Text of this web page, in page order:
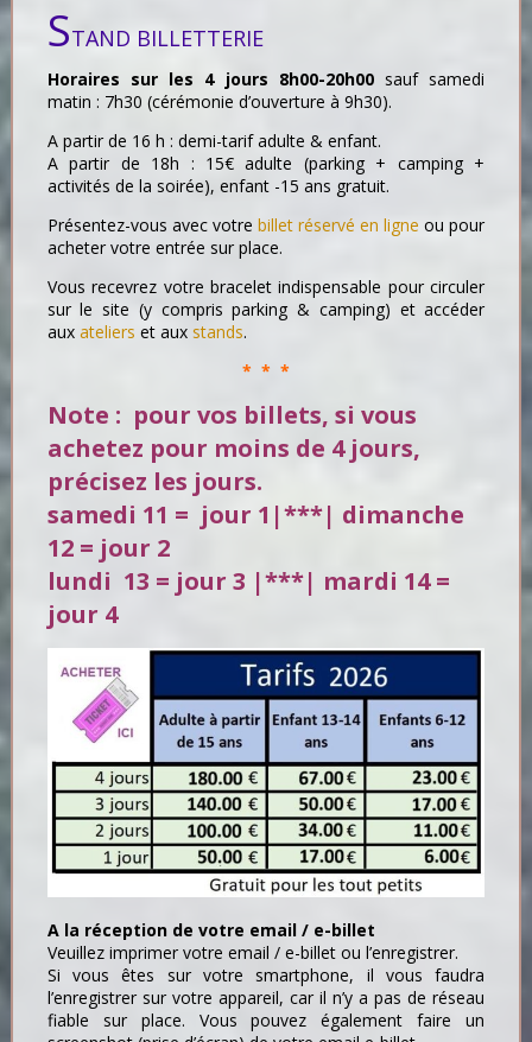
STAND BILLETTERIE
Horaires sur les 4 jours 8h00-20h00 sauf samedi
matin : 7h30 (cérémonie d’ouverture à 9h30).
A partir de 16 h : demi-tarif adulte & enfant.
A partir de 18h : 15€ adulte (parking + camping +
activités de la soirée), enfant -15 ans gratuit.
Présentez-vous avec votre billet réservé en ligne ou pour
acheter votre entrée sur place.
Vous recevrez votre bracelet indispensable pour circuler
sur le site (y compris parking & camping) et accéder
aux ateliers et aux stands.
* * *
Note : pour vos billets, si vous
achetez pour moins de 4 jours,
précisez les jours.
samedi 11 = jour 1|***| dimanche
12 = jour 2
lundi 13 = jour 3 |***| mardi 14 =
jour 4
A la réception de votre email / e-billet
Veuillez imprimer votre email / e-billet ou l’enregistrer.
Si vous êtes sur votre smartphone, il vous faudra
l’enregistrer sur votre appareil, car il n’y a pas de réseau
fiable sur place. Vous pouvez également faire un